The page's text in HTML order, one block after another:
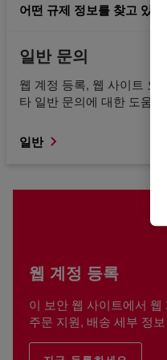
어떤 규제 정보를 찾고 있
일반 문의
웹 계정 등록, 웹 사이트 오
타 일반 문의에 대한 도움
일반
웹 계정 등록
이 보안 웹 사이트에서
주문 지원, 배송 세부 정